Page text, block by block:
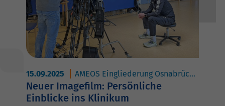
15.09.2025 AMEOS Eingliederung Osnabrück
Neuer Imagefilm: Persönliche
Einblicke ins Klinikum